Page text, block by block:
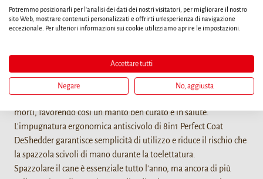
Dettagli
8in1 Perfect Coat DeShedder misura M è una spazzola per
taglia media che perdono il pelo. Aiuta a ridurre lo spargimento
di pelo fino al 90%. La spazzola rimuove delicatamente i peli
morti, favorendo così un manto ben curato e in salute.
L'impugnatura ergonomica antiscivolo di 8in1 Perfect Coat
DeShedder garantisce semplicità di utilizzo e riduce il rischio che
la spazzola scivoli di mano durante la toelettatura.
Spazzolare il cane è essenziale tutto l'anno, ma ancora di più
Potremmo posizionarli per l'analisi dei dati dei nostri visitatori, per migliorare il nostro
sito Web, mostrare contenuti personalizzati e offrirti un'esperienza di navigazione
eccezionale. Per ulteriori informazioni sui cookie utilizziamo aprire le impostazioni.
Accettare tutti
Negare No, aggiusta